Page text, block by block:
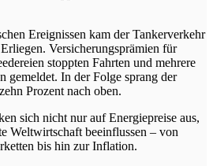
Ereignissen kam der Tankerverkehr
Versicherungsprämien für
stoppten Fahrten und mehrere
gemeldet. In der Folge sprang der
Prozent nach oben.
sich nicht nur auf Energiepreise aus,
Weltwirtschaft beeinflussen – von
bis hin zur Inflation.